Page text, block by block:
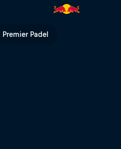
Premier Padel
Bull TV